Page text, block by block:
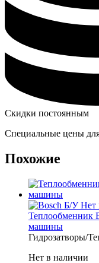
Скидки постоянным
Специальные цены
Похожие
Б/У Нет
Теплообменник
машины
Гидрозатворы/
Нет в наличии